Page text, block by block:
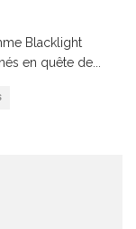
Blacklight
en quête de